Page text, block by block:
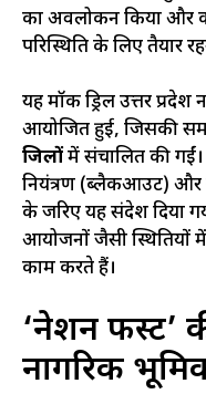
का अवलोकन किया और
परिस्थिति के लिए तैयार
यह मॉक ड्रिल उत्तर
आयोजित हुई, जिसकी
जिलोंमें संचालित की
नियंत्रण (ब्लैकआउट) और
के जरिए यह संदेश दिया
आयोजनों जैसी
काम करते हैं।
‘नेशन फर्स्ट’
नागरिक